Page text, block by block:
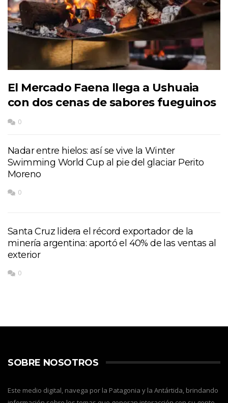
El Mercado Faena llega a Ushuaia
con dos cenas de sabores fueguinos
0
Nadar entre hielos: así se vive la Winter
Swimming World Cup al pie del glaciar Perito
Moreno
0
Santa Cruz lidera el récord exportador de la
minería argentina: aportó el 40% de las ventas al
exterior
0
SOBRE NOSOTROS
Este medio digital, navega por la Patagonia y la Antártida, brindando